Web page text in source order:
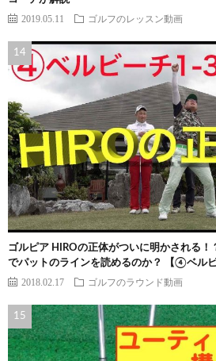
2019.05.11 ゴルフのレッスン動画
ゴルピア HIROの正体がついに明かされる
でパットのラインを読めるのか？ 【④ベル
2018.02.17 ゴルフのラウンド動画